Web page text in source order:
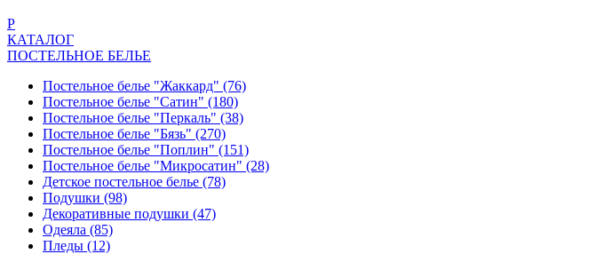
Р
КАТАЛОГ
ПОСТЕЛЬНОЕ БЕЛЬЕ
Постельное белье "Жаккард" (76)
Постельное белье "Сатин" (180)
Постельное белье "Перкаль" (38)
Постельное белье "Бязь" (270)
Постельное белье "Поплин" (151)
Постельное белье "Микросатин" (28)
Детское постельное белье (78)
Подушки (98)
Декоративные подушки (47)
Одеяла (85)
Пледы (12)